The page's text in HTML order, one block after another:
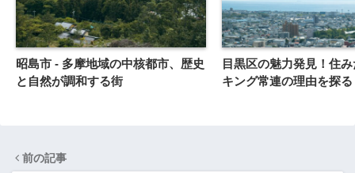
昭島市 - 多摩地域の中核都市、歴史
と自然が調和する街
目黒区の魅力発見！住
キング常連の理由を探る
前の記事